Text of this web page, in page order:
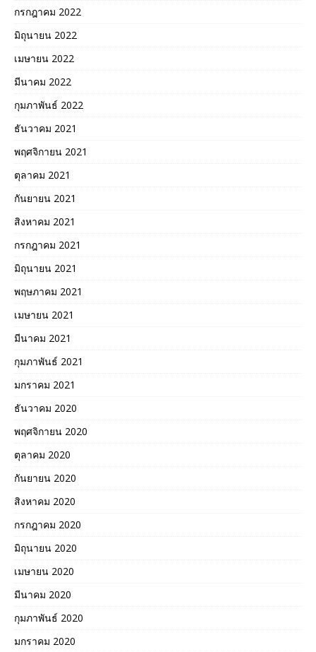
กรกฎาคม 2022
มิถุนายน 2022
เมษายน 2022
มีนาคม 2022
กุมภาพันธ์ 2022
ธันวาคม 2021
พฤศจิกายน 2021
ตุลาคม 2021
กันยายน 2021
สิงหาคม 2021
กรกฎาคม 2021
มิถุนายน 2021
พฤษภาคม 2021
เมษายน 2021
มีนาคม 2021
กุมภาพันธ์ 2021
มกราคม 2021
ธันวาคม 2020
พฤศจิกายน 2020
ตุลาคม 2020
กันยายน 2020
สิงหาคม 2020
กรกฎาคม 2020
มิถุนายน 2020
เมษายน 2020
มีนาคม 2020
กุมภาพันธ์ 2020
มกราคม 2020